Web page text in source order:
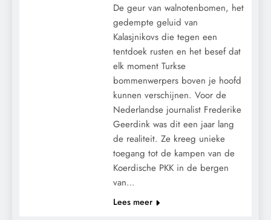
De geur van walnotenbomen, het
gedempte geluid van
Kalasjnikovs die tegen een
tentdoek rusten en het besef dat
elk moment Turkse
bommenwerpers boven je hoofd
kunnen verschijnen. Voor de
Nederlandse journalist Frederike
Geerdink was dit een jaar lang
de realiteit. Ze kreeg unieke
toegang tot de kampen van de
Koerdische PKK in de bergen
van…
Lees meer